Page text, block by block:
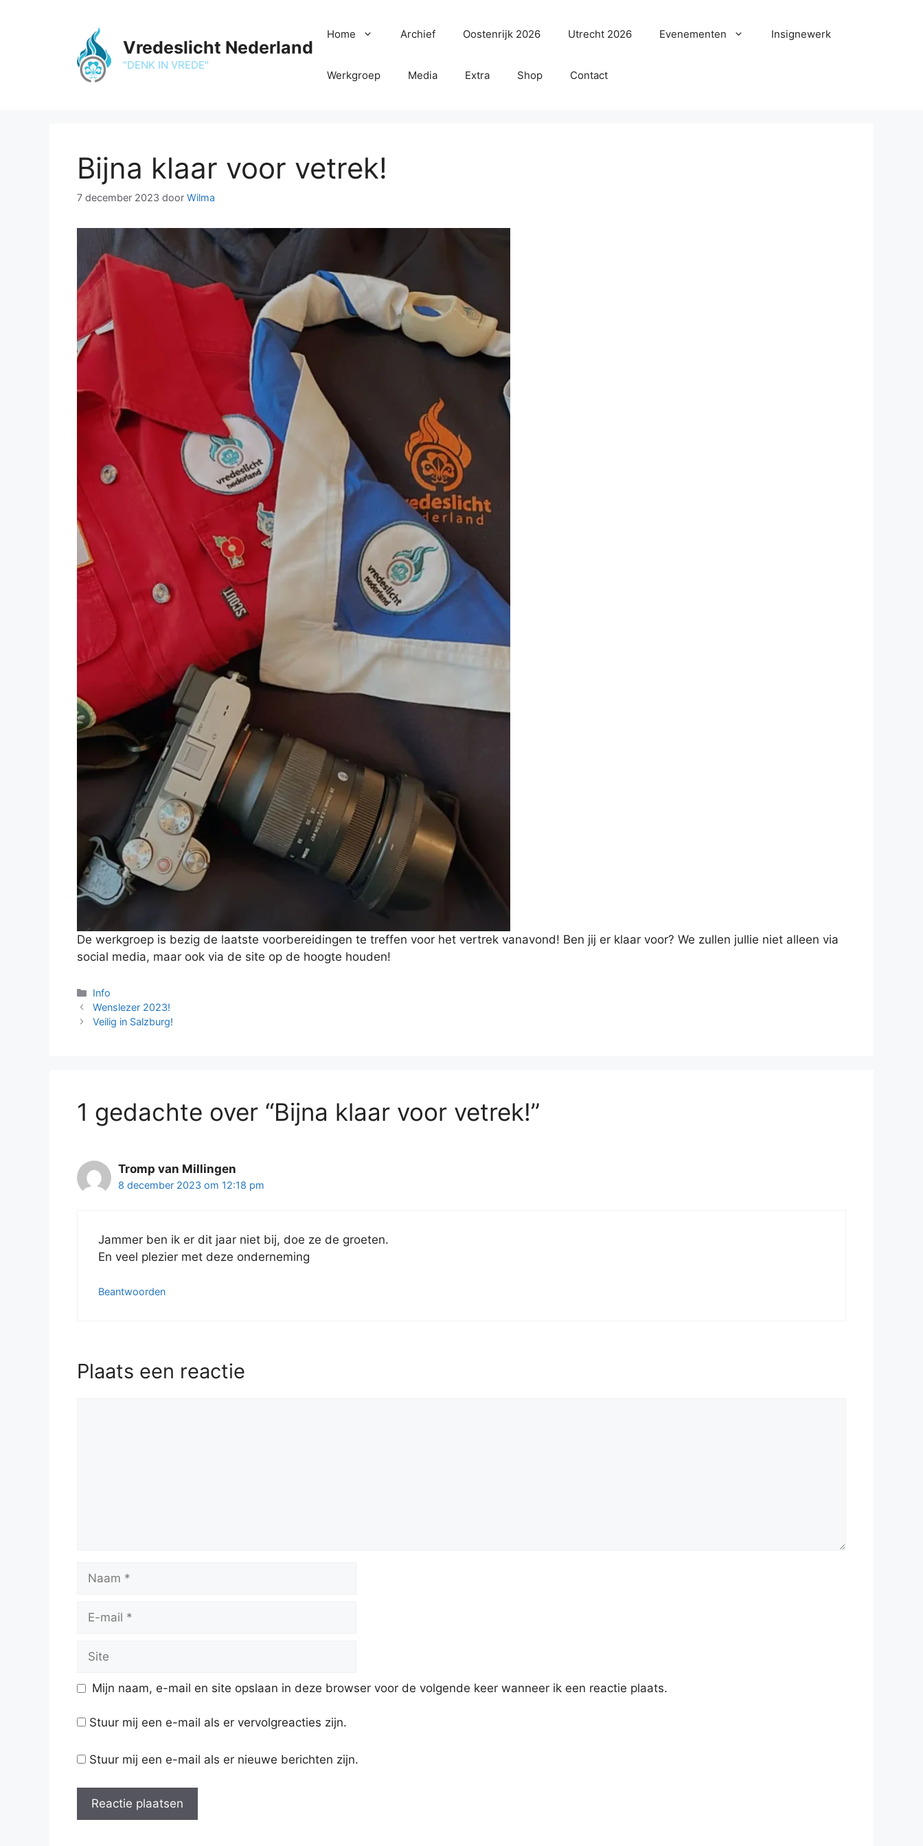
Vredeslicht Nederland
"DENK IN VREDE"
Home Archief Oostenrijk 2026 Utrecht 2026 Evenementen Insignewerk
Werkgroep Media Extra Shop Contact
Bijna klaar voor vetrek!
7 december 2023 door Wilma
De werkgroep is bezig de laatste voorbereidingen te treffen voor het vertrek vanavond! Ben jij er klaar voor? We zullen jullie niet alleen via
social media, maar ook via de site op de hoogte houden!
Categorieën
Info
Wenslezer 2023!
Veilig in Salzburg!
1 gedachte over “Bijna klaar voor vetrek!”
Tromp van Millingen
8 december 2023 om 12:18 pm
Jammer ben ik er dit jaar niet bij, doe ze de groeten.
En veel plezier met deze onderneming
Beantwoorden
Plaats een reactie
mail
Mijn naam, e-mail en site opslaan in deze browser voor de volgende keer wanneer ik een reactie plaats.
Stuur mij een e-mail als er vervolgreacties zijn.
Stuur mij een e-mail als er nieuwe berichten zijn.